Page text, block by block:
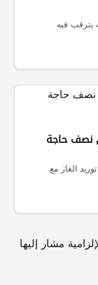
يترقب فيه
نصف حاجة
الغاز مع
مشار إليها